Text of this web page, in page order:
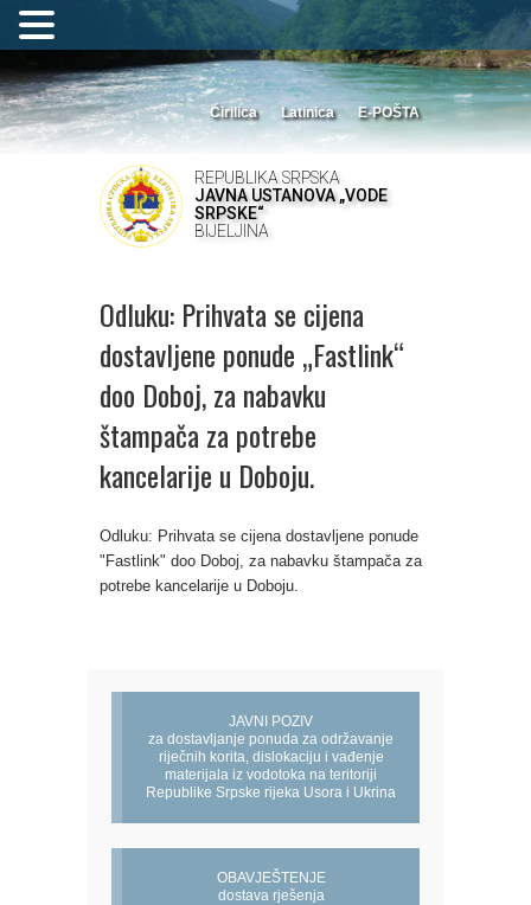
Ćirilica Latinica E-POŠTA
REPUBLIKA SRPSKA
JAVNA USTANOVA „VODE
SRPSKE“
BIJELJINA
Odluku: Prihvata se cijena
dostavljene ponude „Fastlink“
doo Doboj, za nabavku
štampača za potrebe
kancelarije u Doboju.
Odluku: Prihvata se cijena dostavljene ponude
"Fastlink" doo Doboj, za nabavku štampača za
potrebe kancelarije u Doboju.
JAVNI POZIV
za dostavljanje ponuda za održavanje
riječnih korita, dislokaciju i vađenje
materijala iz vodotoka na teritoriji
Republike Srpske rijeka Usora i Ukrina
OBAVJEŠTENJE
dostava rješenja